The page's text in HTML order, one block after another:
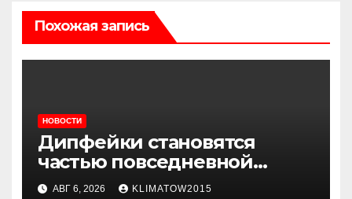
Похожая запись
НОВОСТИ
Дипфейки становятся
частью повседневной
жизни: почему жителям
АВГ 6, 2026 KLIMATOW2015